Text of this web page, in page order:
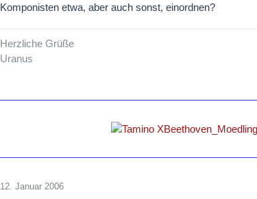
Komponisten etwa, aber auch sonst, einordnen?
Herzliche Grüße
Uranus
12. Januar 2006